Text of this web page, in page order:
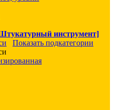
инструмент]
Показать подкатегории